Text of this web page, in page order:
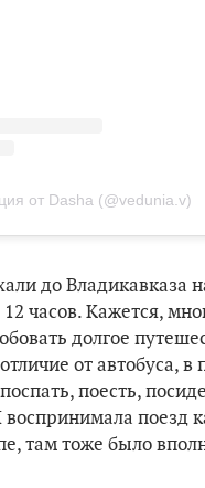
от Dasha (@vedunia.v)
до Владикавказа
часов. Кажется,
долгое
от автобуса, в
поесть,
воспринимала поезд
там тоже было